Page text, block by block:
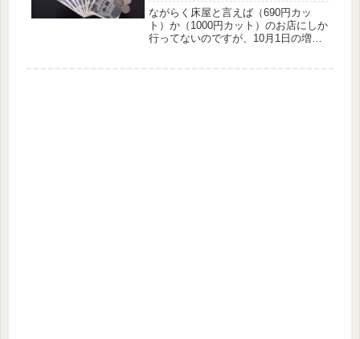
ながらく床屋と言えば（690円カッ
ト）か（1000円カット）のお店にしか
行ってないのですが、10月1日の増税